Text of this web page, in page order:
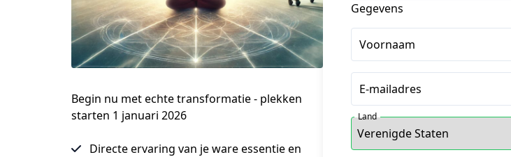
Begin nu met echte transformatie - plekken
starten 1 januari 2026
Directe ervaring van je ware essentie en
Gegevens
Voornaam
E-mailadres
Land